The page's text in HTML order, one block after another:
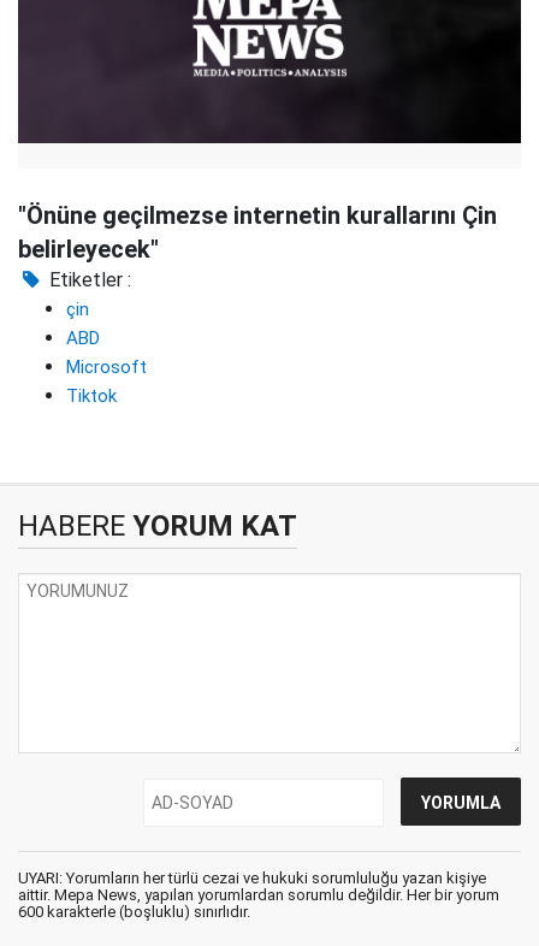
"Önüne geçilmezse internetin kurallarını Çin
belirleyecek"
Etiketler :
çin
ABD
Microsoft
Tiktok
HABERE YORUM KAT
UYARI: Yorumların her türlü cezai ve hukuki sorumluluğu yazan kişiye
aittir. Mepa News, yapılan yorumlardan sorumlu değildir. Her bir yorum
600 karakterle (boşluklu) sınırlıdır.